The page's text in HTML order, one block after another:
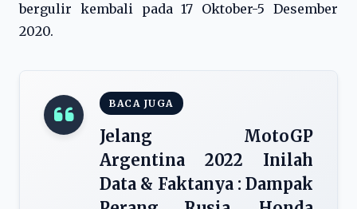
bergulir kembali pada 17 Oktober-5 Desember
2020.
BACA JUGA
Jelang MotoGP
Argentina 2022 Inilah
Data & Faktanya : Dampak